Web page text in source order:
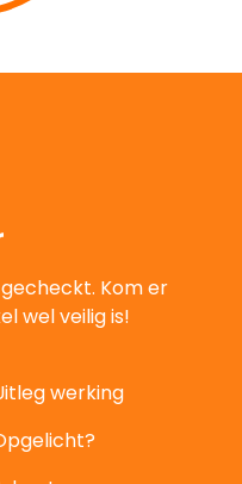
Kom er
wel veilig is!
werking